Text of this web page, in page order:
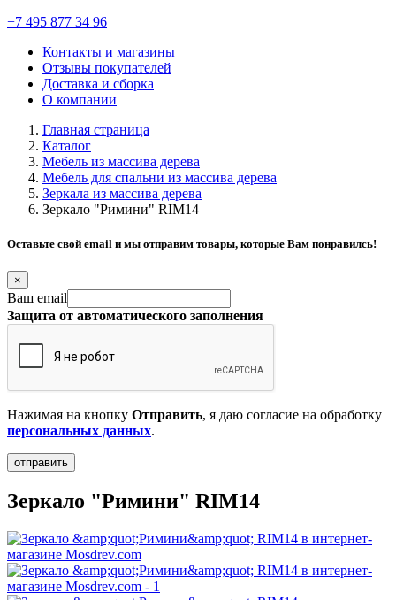
+7 495 877 34 96
Контакты и магазины
Отзывы покупателей
Доставка и сборка
О компании
Главная страница
Каталог
Мебель из массива дерева
Мебель для спальни из массива дерева
Зеркала из массива дерева
Зеркало "Римини" RIM14
Оставьте свой email и мы отправим товары, которые Вам понравилсь!
×
Ваш email
Защита от автоматического заполнения
Нажимая на кнопку Отправить, я даю согласие на обработку
персональных данных.
Зеркало "Римини" RIM14